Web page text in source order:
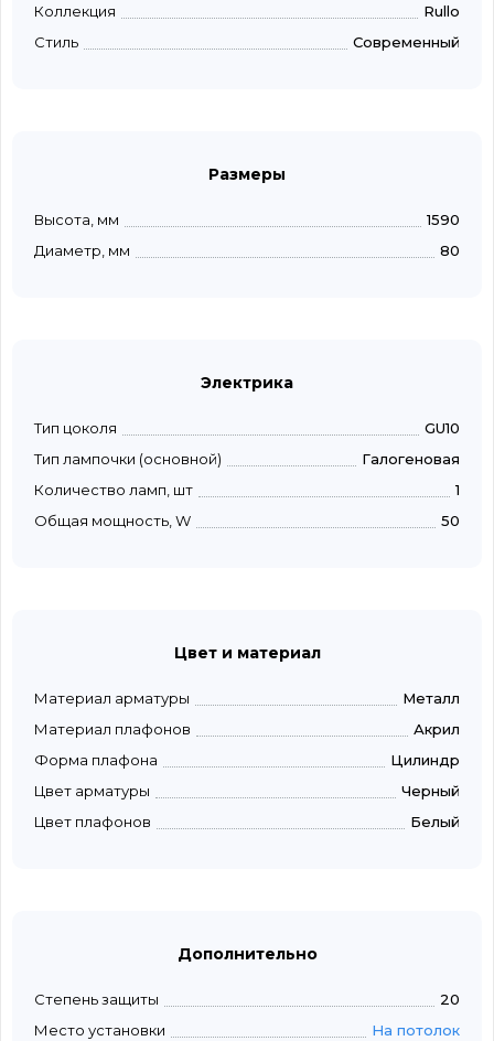
Коллекция
Rullo
Стиль
Современный
Размеры
Высота, мм
1590
Диаметр, мм
80
Электрика
Тип цоколя
GU10
Тип лампочки (основной)
Галогеновая
Количество ламп, шт
1
Общая мощность, W
50
Цвет и материал
Материал арматуры
Металл
Материал плафонов
Акрил
Форма плафона
Цилиндр
Цвет арматуры
Черный
Цвет плафонов
Белый
Дополнительно
Степень защиты
20
Место установки
На потолок